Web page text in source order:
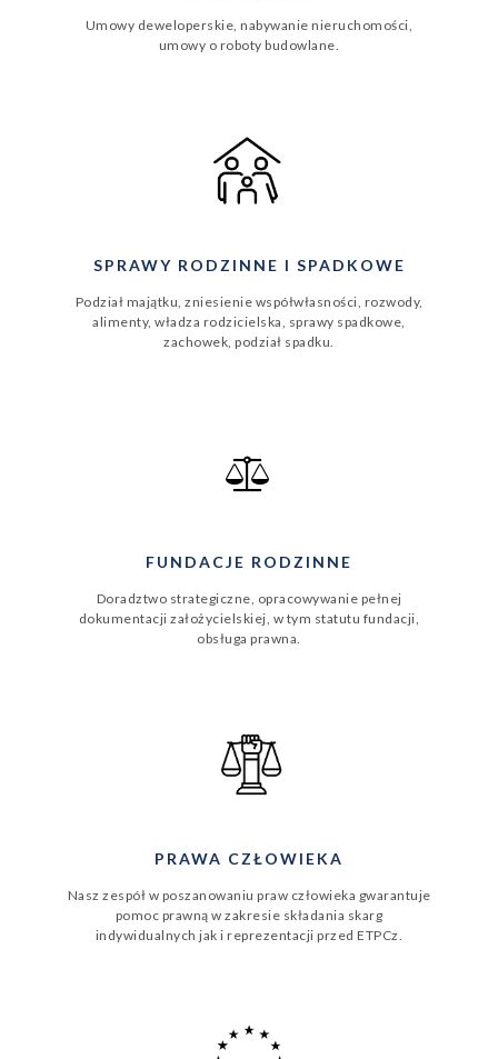
Umowy deweloperskie, nabywanie nieruchomości,
umowy o roboty budowlane.
SPRAWY RODZINNE I SPADKOWE
Podział majątku, zniesienie współwłasności, rozwody,
alimenty, władza rodzicielska, sprawy spadkowe,
zachowek, podział spadku.
FUNDACJE RODZINNE
Doradztwo strategiczne, opracowywanie pełnej
dokumentacji założycielskiej, w tym statutu fundacji,
obsługa prawna.
PRAWA CZŁOWIEKA
Nasz zespół w poszanowaniu praw człowieka gwarantuje
pomoc prawną w zakresie składania skarg
indywidualnych jak i reprezentacji przed ETPCz.